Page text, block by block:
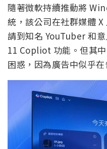
隨著微軟持續推動將
統，該公司在社群媒體
請到知名 YouTuber 和
11 Copliot 功能。但其
困惑，因為廣告中似乎